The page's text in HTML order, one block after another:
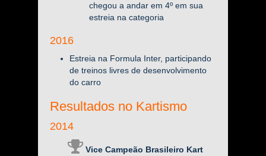
chegou a andar em 4º em sua
estreia na categoria
2016
Estreia na Formula Inter, participando
de treinos livres de desenvolvimento
do carro
Resultados no Kartismo
2014
Vice Campeão Brasileiro Kart